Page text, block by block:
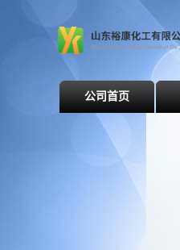
公司首页